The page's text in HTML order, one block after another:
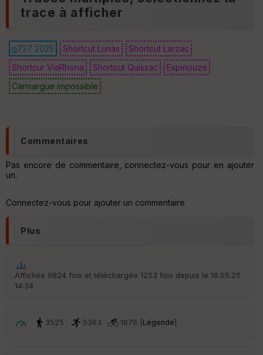
Ep
ai
en
trace à afficher
g727 2025 Shortcut Lunas
Shortcut Larzac
Shortcur ViaRhona
Shortcut Quissac
Espinouze
Carmargue impossible
Commentaires
Pas encore de commentaire, connectez-vous pour en ajouter
un.
Connectez-vous pour ajouter un commentaire
Plus
Affichée 9824 fois et téléchargée 1253 fois depuis le 16.05.25
14:34
3525 5363 1676 [Légende]